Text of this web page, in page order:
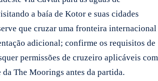
a baía de Kotor e suas cidades
que cruzar uma fronteira internacional
adicional; confirme os requisitos de
permissões de cruzeiro aplicáveis
da The Moorings antes da partida.